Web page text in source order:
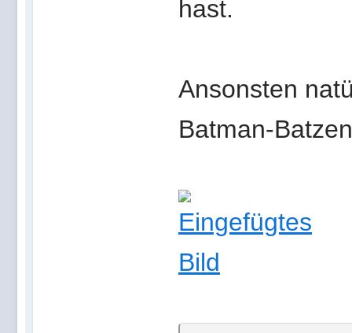
hast.
Ansonsten
Batman-